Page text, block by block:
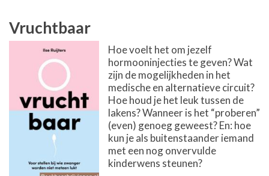
Vruchtbaar
Hoe voelt het om jezelf
hormooninjecties te geven? Wat
zijn de mogelijkheden in het
medische en alternatieve circuit?
Hoe houd je het leuk tussen de
lakens? Wanneer is het “proberen”
(even) genoeg geweest? En: hoe
kun je als buitenstaander iemand
met een nog onvervulde
kinderwens steunen?